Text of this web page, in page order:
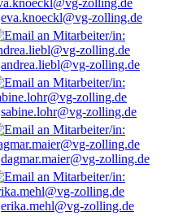
eva.knoeckl@vg-zolling.de
andrea.liebl@vg-zolling.de
sabine.lohr@vg-zolling.de
dagmar.maier@vg-zolling.de
erika.mehl@vg-zolling.de